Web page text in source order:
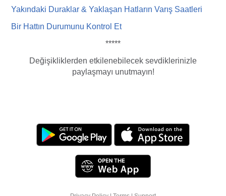
Yakındaki Duraklar & Yaklaşan Hatların Varış Saatleri
Bir Hattın Durumunu Kontrol Et
*****
Değişikliklerden etkilenebilecek sevdiklerinizle
paylaşmayı unutmayın!